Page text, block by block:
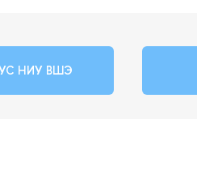
НИУ ВШЭ